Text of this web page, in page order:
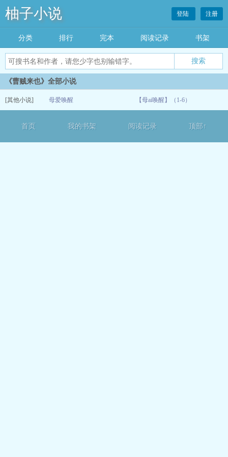
柚子小说 登陆 注册
分类 排行 完本 阅读记录 书架
《曹贼来也》全部小说
[其他小说] 母爱唤醒 【母ai唤醒】（1-6）
首页 我的书架 阅读记录 顶部↑